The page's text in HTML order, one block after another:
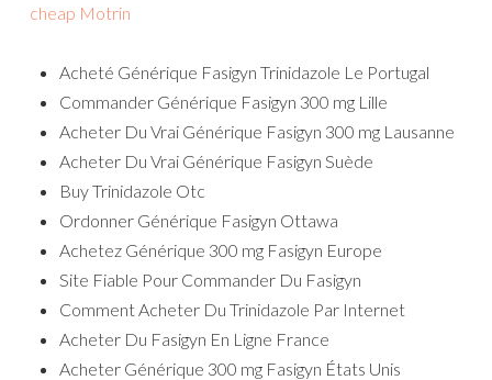
cheap Motrin
Acheté Générique Fasigyn Trinidazole Le Portugal
Commander Générique Fasigyn 300 mg Lille
Acheter Du Vrai Générique Fasigyn 300 mg Lausanne
Acheter Du Vrai Générique Fasigyn Suède
Buy Trinidazole Otc
Ordonner Générique Fasigyn Ottawa
Achetez Générique 300 mg Fasigyn Europe
Site Fiable Pour Commander Du Fasigyn
Comment Acheter Du Trinidazole Par Internet
Acheter Du Fasigyn En Ligne France
Acheter Générique 300 mg Fasigyn États Unis